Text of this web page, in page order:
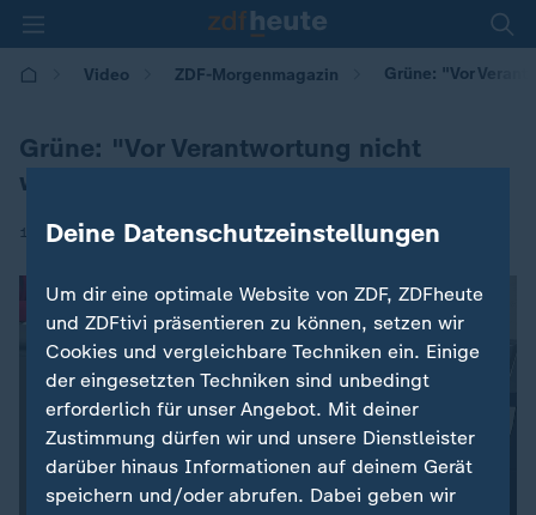
Video ZDF-Morgenmagazin Grüne: "Vor
Grüne: "Vor Verantwortung nicht
weglaufen"
14.11.2024 | 05:30
Deine Datenschutzeinstellungen
Um dir eine optimale Website von ZDF, ZDFheute
und ZDFtivi präsentieren zu können, setzen wir
Cookies und vergleichbare Techniken ein. Einige
der eingesetzten Techniken sind unbedingt
erforderlich für unser Angebot. Mit deiner
Zustimmung dürfen wir und unsere Dienstleister
darüber hinaus Informationen auf deinem Gerät
speichern und/oder abrufen. Dabei geben wir